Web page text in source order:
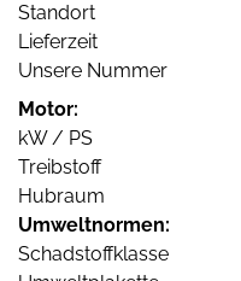
Standort
Lieferzeit
Unsere Nummer
Motor:
kW / PS
Treibstoff
Hubraum
Umweltnormen:
Schadstoffklasse